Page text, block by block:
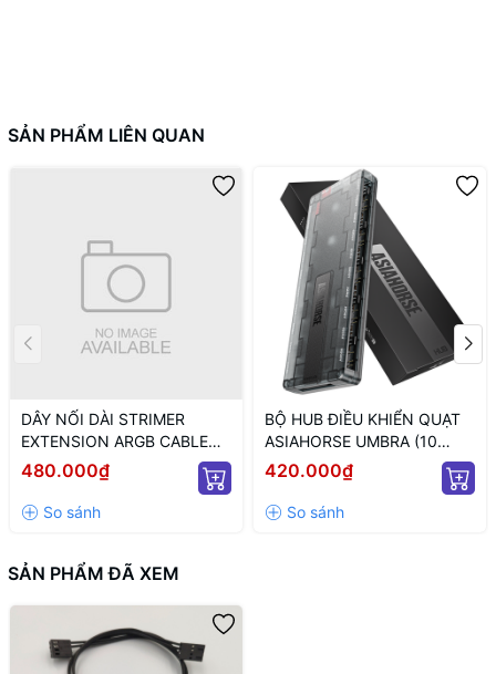
SẢN PHẨM LIÊN QUAN
DÂY NỐI DÀI STRIMER
EXTENSION ARGB CABLE
12+4 TO 12P+4P WHITE
(MÀU TRẮNG/ 12VHPWR)
480.000₫
BỘ HUB ĐIỀU KHIỂN QUẠT
ASIAHORSE UMBRA (10
CỔNG KẾT NỐI PWM VÀ 5V
ARGB/ NGUỒN SATA)
420.000₫
SẢN PHẨM ĐÃ XEM